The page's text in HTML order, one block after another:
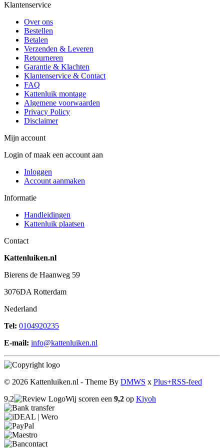
Klantenservice
Over ons
Bestellen
Betalen
Verzenden & Leveren
Retourneren
Garantie & Klachten
Klantenservice & Contact
FAQ
Kattenluik montage
Algemene voorwaarden
Privacy Policy
Disclaimer
Mijn account
Login of maak een account aan
Inloggen
Account aanmaken
Informatie
Handleidingen
Kattenluik plaatsen
Contact
Kattenluiken.nl
Bierens de Haanweg 59
3076DA Rotterdam
Nederland
Tel: 0104920235
E-mail: info@kattenluiken.nl
© 2026 Kattenluiken.nl - Theme By DMWS x Plus+RSS-feed
9,2
Wij scoren een 9,2 op Kiyoh